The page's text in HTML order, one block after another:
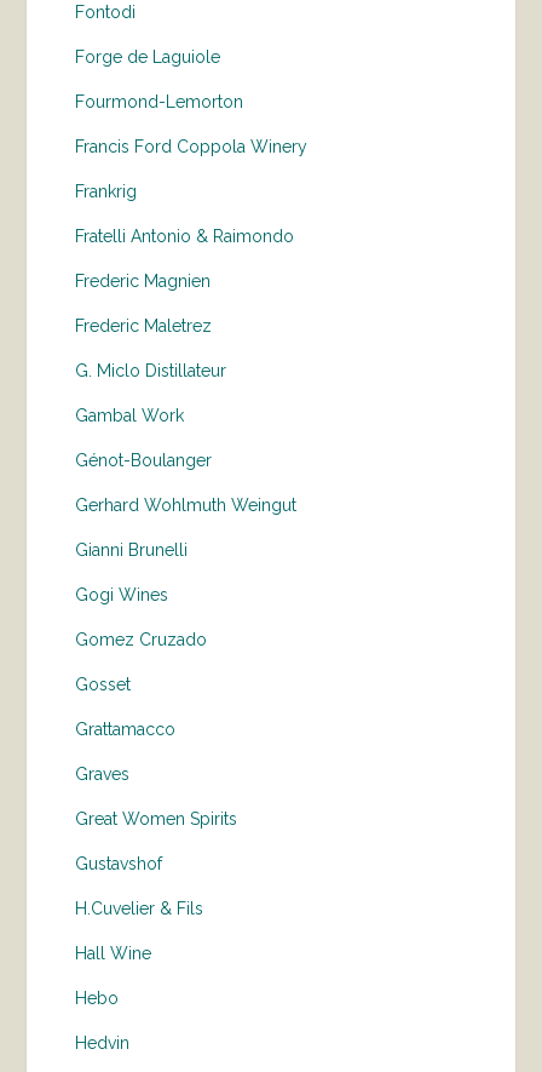
Fontodi
Forge de Laguiole
Fourmond-Lemorton
Francis Ford Coppola Winery
Frankrig
Fratelli Antonio & Raimondo
Frederic Magnien
Frederic Maletrez
G. Miclo Distillateur
Gambal Work
Génot-Boulanger
Gerhard Wohlmuth Weingut
Gianni Brunelli
Gogi Wines
Gomez Cruzado
Gosset
Grattamacco
Graves
Great Women Spirits
Gustavshof
H.Cuvelier & Fils
Hall Wine
Hebo
Hedvin